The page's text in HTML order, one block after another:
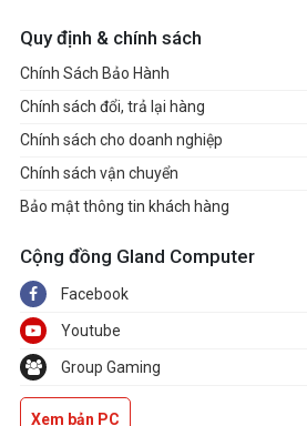
Quy định & chính sách
Chính Sách Bảo Hành
Chính sách đổi, trả lại hàng
Chính sách cho doanh nghiệp
Chính sách vận chuyển
Bảo mật thông tin khách hàng
Cộng đồng Gland Computer
Facebook
Youtube
Group Gaming
Xem bản PC